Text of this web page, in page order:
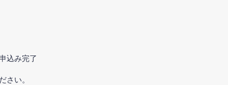
込み完了
さい。